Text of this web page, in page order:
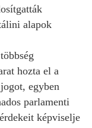
alapok
hozta el a
egyben
parlamenti
képviselje